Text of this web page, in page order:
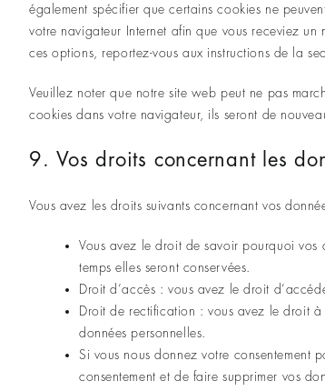
également spécifier que certains cookies ne
votre navigateur Internet afin que vous receviez un
ces options, reportez-vous aux instructions de la
Veuillez noter que notre site web peut ne pas
cookies dans votre navigateur, ils seront de
9. Vos droits concernant les
Vous avez les droits suivants concernant vos
Vous avez le droit de savoir pourquoi vos
temps elles seront conservées.
Droit d’accès : vous avez le droit
Droit de rectification : vous avez le droit
données personnelles.
Si vous nous donnez votre consentement
consentement et de faire supprimer vos